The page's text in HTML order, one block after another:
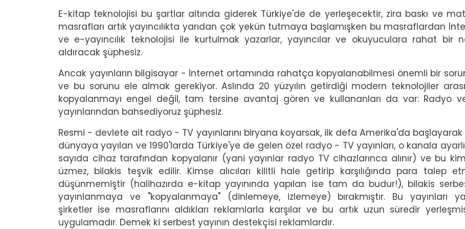
E-kitap teknolojisi bu şartlar altında giderek Türkiye'de de yerleşecektir, zira baskı ve
masrafları artık yayıncılıkta yarıdan çok yekün tutmaya başlamışken bu masraflardan
ve e-yayıncılık teknolojisi ile kurtulmak yazarlar, yayıncılar ve okuyuculara rahat bir
aldıracak şüphesiz.
Ancak yayınların bilgisayar - İnternet ortamında rahatça kopyalanabilmesi önemli bir
ve bu sorunu ele almak gerekiyor. Aslında 20 yüzyılın getirdiği modern teknolojiler
kopyalanmayı engel değil, tam tersine avantaj gören ve kullananları da var: Radyo
yayınlarından bahsediyoruz şüphesiz.
Resmi - devlete ait radyo - TV yayınlarını biryana koyarsak, ilk defa Amerika'da
dünyaya yayılan ve 1990'larda Türkiye'ye de gelen özel radyo - TV yayınları, o kanala
sayıda cihaz tarafından kopyalanır (yani yayınlar radyo TV cihazlarınca alınır) ve bu
üzmez, bilakis teşvik edilir. Kimse alıcıları kilitli hale getirip karşılığında para talep
düşünmemiştir (halihazırda e-kitap yayınında yapılan ise tam da budur!), bilakis
yayınlanmaya ve "kopyalanmaya" (dinlemeye, izlemeye) bırakmıştır. Bu yayınları
şirketler ise masraflarını aldıkları reklamlarla karşılar ve bu artık uzun süredir
uygulamadır. Demek ki serbest yayının destekçisi reklamlardır.